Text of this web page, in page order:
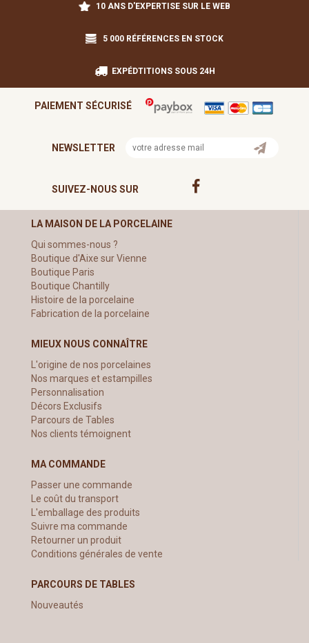
10 ANS D'EXPERTISE SUR LE WEB
5 000 RÉFÉRENCES EN STOCK
EXPÉDTITIONS SOUS 24H
PAIEMENT SÉCURISÉ
NEWSLETTER
SUIVEZ-NOUS SUR
LA MAISON DE LA PORCELAINE
Qui sommes-nous ?
Boutique d'Aixe sur Vienne
Boutique Paris
Boutique Chantilly
Histoire de la porcelaine
Fabrication de la porcelaine
MIEUX NOUS CONNAÎTRE
L'origine de nos porcelaines
Nos marques et estampilles
Personnalisation
Décors Exclusifs
Parcours de Tables
Nos clients témoignent
MA COMMANDE
Passer une commande
Le coût du transport
L'emballage des produits
Suivre ma commande
Retourner un produit
Conditions générales de vente
PARCOURS DE TABLES
Nouveautés